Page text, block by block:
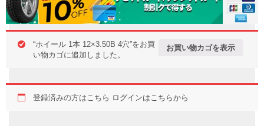
i
o
n
お買い物カゴを表示
“ホイール 1本 12×3.50B 4穴”をお買
い物カゴに追加しました。
登録済みの方はこちら ログインはこちらから